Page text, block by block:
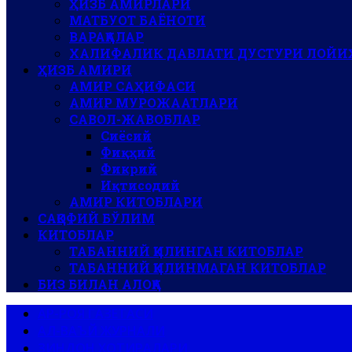
МАТБУОТ БАЁНОТИ
ВАРАҚАЛАР
ХАЛИФАЛИК ДАВЛАТИ ДУСТУРИ
ҲИЗБ АМИРИ
АМИР САҲИФАСИ
АМИР МУРОЖААТЛАРИ
САВОЛ-ЖАВОБЛАР
Сиёсий
Фиқҳий
Фикрий
Иқтисодий
АМИР КИТОБЛАРИ
САҚОФИЙ БЎЛИМ
КИТОБЛАР
ТАБАННИЙ ҚИЛИНГАН КИТОБЛАР
ТАБАННИЙ ҚИЛИНМАГАН КИТОБЛАР
БИЗ БИЛАН АЛОҚА